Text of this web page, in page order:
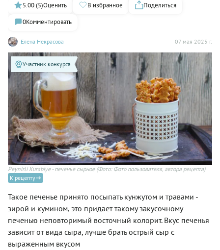
Елена Некрасова 07 мая 2025 г.
5.00 (5)Оценить В избранное
Поделиться
0Комментировать
Участник конкурса
Peynirli Kurabiye - печенье сырное(Фото: Фото пользователя, автора рецепта)
К рецепту
Такое печенье принято посыпать кунжутом и травами -
зирой и кумином, это придает такому закусочному
печенью неповторимый восточный колорит. Вкус печенья
зависит от вида сыра, лучше брать острый сыр с
выраженным вкусом